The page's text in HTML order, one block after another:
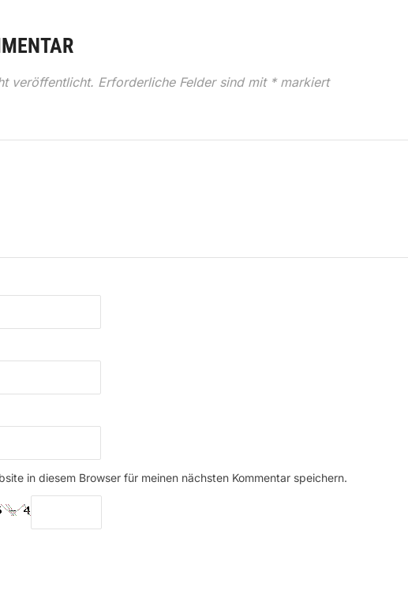
veröffentlicht. Erforderliche Felder sind mit *markiert
in diesem Browser für meinen nächsten Kommentar speichern.